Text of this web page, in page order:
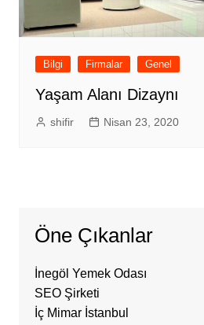
Bilgi Firmalar Genel
Yaşam Alanı Dizaynı
shifir Nisan 23, 2020
Öne Çıkanlar
İnegöl Yemek Odası
SEO Şirketi
İç Mimar İstanbul